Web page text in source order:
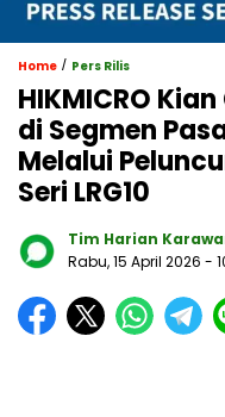
Home / Pers Rilis
HIKMICRO
di Segmen
Melalui
Seri LRG10
Tim Harian
Rabu, 15 April 2026 -